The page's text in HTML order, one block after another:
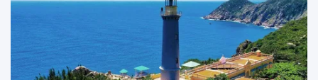
Khi AI có thể lên lịch trình, doanh nghiệp
lữ hành phải kiến tạo những trải nghiệm
không thể sao chép
1 ngày trước